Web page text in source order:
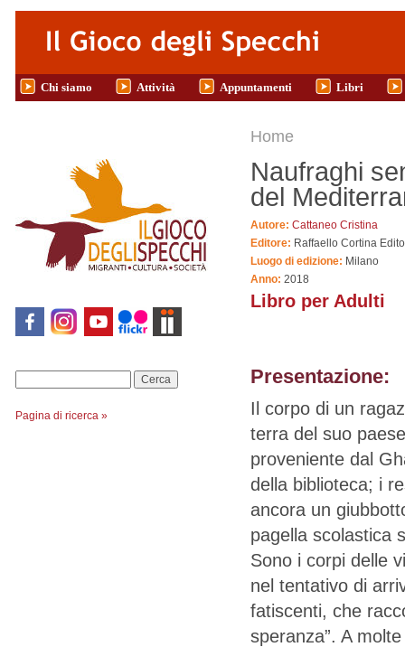
Salta al contenuto principale
Chi siamo Attività Appuntamenti Libri
Pagina di ricerca »
Tu sei qui
Home
Naufraghi
del
Autore: Cattaneo Cristina
Editore: Raffaello Cortina
Luogo di edizione: Milano
Anno: 2018
Libro per Adulti
Presentazione:
Il corpo di un
terra del suo
proveniente dal
della biblioteca; i
ancora un
pagella scolastica
Sono i corpi delle
nel tentativo di
fatiscenti, che
speranza”. A